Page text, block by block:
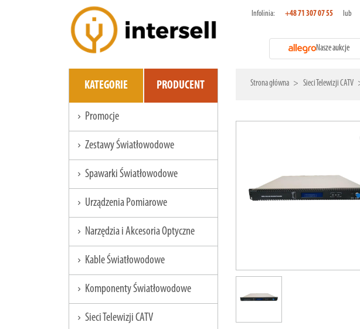
Infolinia: +48 71 307 07 55 lub
Nasze aukcje
KATEGORIE PRODUCENT
chevron_right Promocje
chevron_right Zestawy Światłowodowe
chevron_right Spawarki Światłowodowe
chevron_right Urządzenia Pomiarowe
chevron_right Narzędzia i Akcesoria Optyczne
chevron_right Kable Światłowodowe
chevron_right Komponenty Światłowodowe
chevron_right Sieci Telewizji CATV
Strona główna Sieci Telewizji CATV